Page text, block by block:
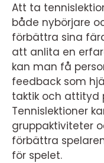
Att ta
både nybörjare
förbättra sina
att anlita en
kan man få
feedback som
taktik och attityd
Tennislektioner
gruppaktiviteter
förbättra
för spelet.